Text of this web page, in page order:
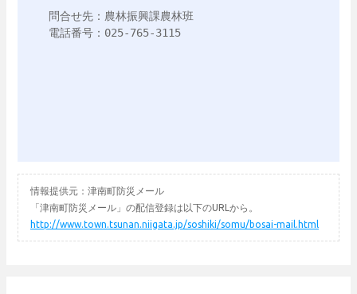
問合せ先：農林振興課農林班
電話番号：025-765-3115
情報提供元：津南町防災メール
「津南町防災メール」の配信登録は以下のURLから。
http://www.town.tsunan.niigata.jp/soshiki/somu/bosai-mail.html